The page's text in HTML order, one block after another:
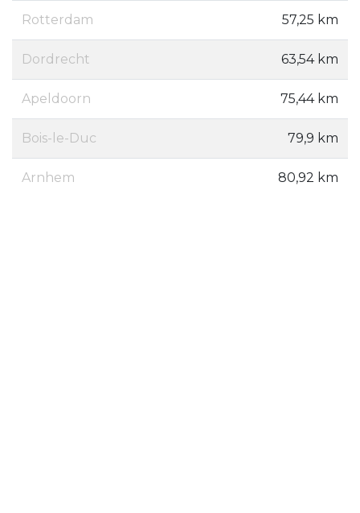
Rotterdam 57,25 km
Dordrecht 63,54 km
Apeldoorn 75,44 km
Bois-le-Duc 79,9 km
Arnhem 80,92 km